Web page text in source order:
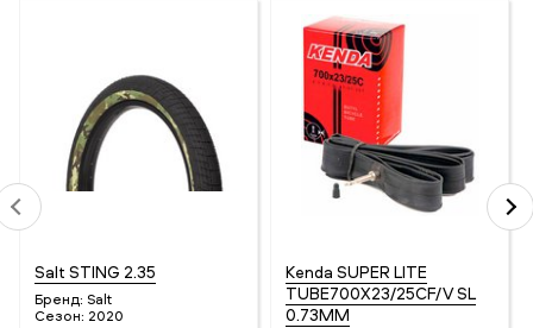
Salt STING 2.35
Бренд: Salt
Сезон: 2020
Kenda SUPER LITE
TUBE700X23/25CF/V SL
0.73MM